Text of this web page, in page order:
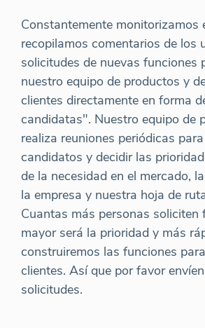
Constantemente monitorizamos
recopilamos comentarios de los
solicitudes de nuevas funciones
nuestro equipo de productos y
clientes directamente en forma
candidatas". Nuestro equipo de
realiza reuniones periódicas
candidatos y decidir las
de la necesidad en el mercado,
la empresa y nuestra hoja de
Cuantas más personas soliciten
mayor será la prioridad y más
construiremos las funciones
clientes. Así que por favor
solicitudes.